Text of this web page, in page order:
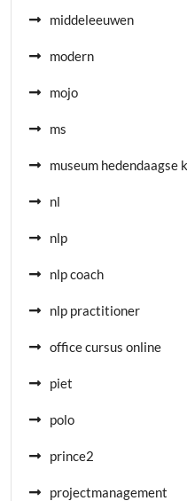
middeleeuwen
modern
mojo
ms
museum hedendaagse
nl
nlp
nlp coach
nlp practitioner
office cursus online
piet
polo
prince2
projectmanagement